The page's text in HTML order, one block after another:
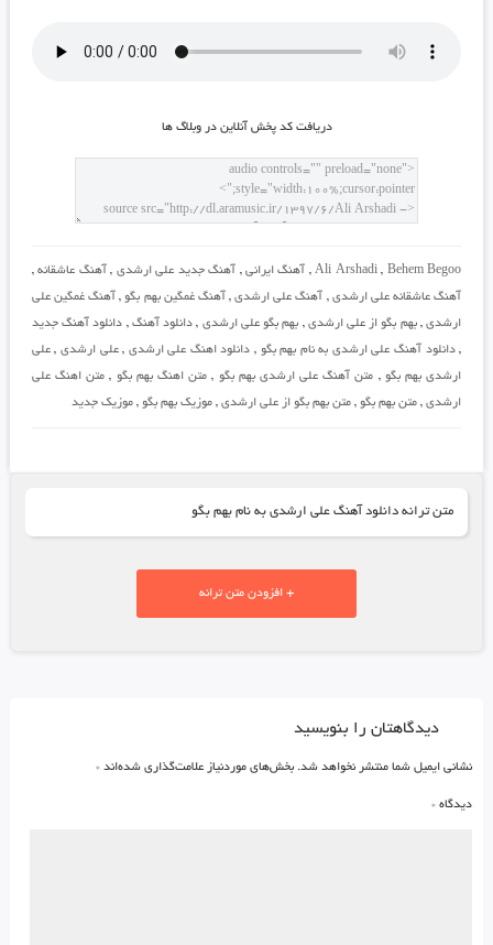
دريافت کد پخش آنلاين در وبلاگ ها
Ali Arshadi, Behem Begoo
, آهنگ ایرانی, آهنگ جدید علی ارشدی , آهنگ عاشقانه,
آهنگ عاشقانه علی ارشدی , آهنگ علی ارشدی, آهنگ غمگین بهم بگو , آهنگ غمگین علی
ارشدی,بهم بگو از علی ارشدی , بهم بگو علی ارشدی , دانلود آهنگ , دانلود آهنگ جدید
,دانلود آهنگ علی ارشدی به نام بهم بگو , دانلود اهنگ علی ارشدی ,علی ارشدی,علی
ارشدی بهم بگو , متن آهنگ علی ارشدی بهم بگو , متن اهنگ بهم بگو , متن اهنگ علی
ارشدی, متن بهم بگو , متن بهم بگو از علی ارشدی, موزیک بهم بگو , موزیک جدید
متن ترانه دانلود آهنگ علی ارشدی به نام بهم بگو
+ افزودن متن ترانه
دیدگاهتان را بنویسید
نشانی ایمیل شما منتشر نخواهد شد. بخش‌های موردنیاز علامت‌گذاری شده‌اند *
دیدگاه *